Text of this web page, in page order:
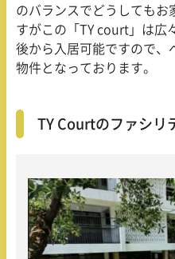
のバランスでどうしてもお
すがこの「TY court」は広
後から入居可能ですので、
物件となっております。
TY Courtのファシリ